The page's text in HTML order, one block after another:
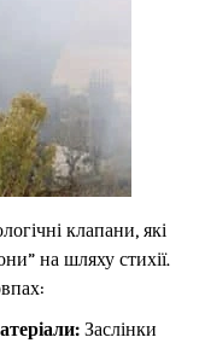
клапани, які
на шляху стихії.
Заслінки